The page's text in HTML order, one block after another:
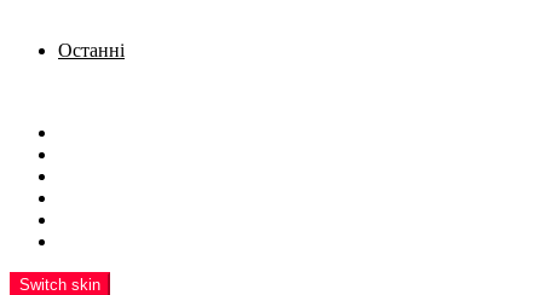
Останні
Switch skin